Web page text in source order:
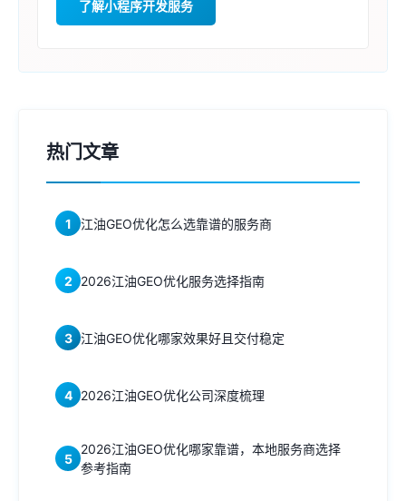
了解小程序开发服务
热门文章
1 江油GEO优化怎么选靠谱的服务商
2 2026江油GEO优化服务选择指南
3 江油GEO优化哪家效果好且交付稳定
4 2026江油GEO优化公司深度梳理
5
2026江油GEO优化哪家靠谱，本地服务商选择
参考指南